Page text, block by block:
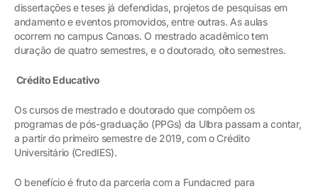
dissertações e teses já defendidas, projetos de pesquisas em
andamento e eventos promovidos, entre outras. As aulas
ocorrem no campus Canoas. O mestrado acadêmico tem
duração de quatro semestres, e o doutorado, oito semestres.
Crédito Educativo
Os cursos de mestrado e doutorado que compõem os
programas de pós-graduação (PPGs) da Ulbra passam a contar,
a partir do primeiro semestre de 2019, com o Crédito
Universitário (CredIES).
O benefício é fruto da parceria com a Fundacred para